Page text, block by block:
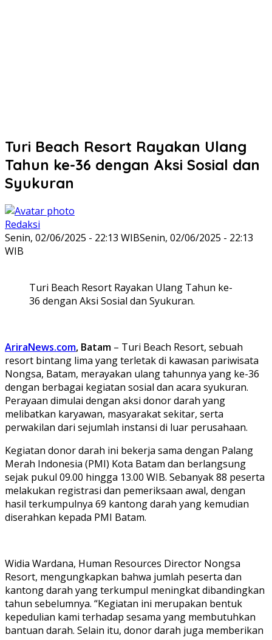
Turi Beach Resort Rayakan Ulang
Tahun ke-36 dengan Aksi Sosial dan
Syukuran
Redaksi
Senin, 02/06/2025 - 22:13 WIBSenin, 02/06/2025 - 22:13
WIB
Turi Beach Resort Rayakan Ulang Tahun ke-
36 dengan Aksi Sosial dan Syukuran.
AriraNews.com, Batam – Turi Beach Resort, sebuah
resort bintang lima yang terletak di kawasan pariwisata
Nongsa, Batam, merayakan ulang tahunnya yang ke-36
dengan berbagai kegiatan sosial dan acara syukuran.
Perayaan dimulai dengan aksi donor darah yang
melibatkan karyawan, masyarakat sekitar, serta
perwakilan dari sejumlah instansi di luar perusahaan.
Kegiatan donor darah ini bekerja sama dengan Palang
Merah Indonesia (PMI) Kota Batam dan berlangsung
sejak pukul 09.00 hingga 13.00 WIB. Sebanyak 88 peserta
melakukan registrasi dan pemeriksaan awal, dengan
hasil terkumpulnya 69 kantong darah yang kemudian
diserahkan kepada PMI Batam.
Widia Wardana, Human Resources Director Nongsa
Resort, mengungkapkan bahwa jumlah peserta dan
kantong darah yang terkumpul meningkat dibandingkan
tahun sebelumnya. “Kegiatan ini merupakan bentuk
kepedulian kami terhadap sesama yang membutuhkan
bantuan darah. Selain itu, donor darah juga memberikan